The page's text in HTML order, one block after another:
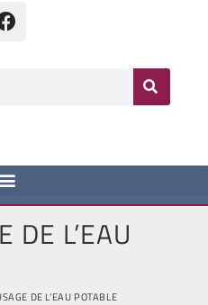
DE L’EAU
DE L’EAU POTABLE